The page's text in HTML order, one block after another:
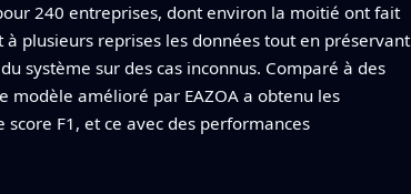
240 entreprises, dont environ la moitié ont fait
plusieurs reprises les données tout en préservant
système sur des cas inconnus. Comparé à des
modèle amélioré par EAZOA a obtenu les
F1, et ce avec des performances